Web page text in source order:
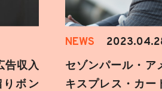
告収入
ボン
NEWS
セゾンパール・ア
キスプレス・カー